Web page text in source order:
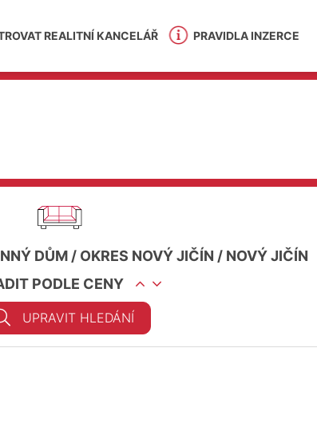
REALITNÍ KANCELÁŘ PRAVIDLA INZERCE
DŮM/ OKRES NOVÝ JIČÍN / NOVÝ JIČÍN
PODLE CENY
UPRAVIT HLEDÁNÍ